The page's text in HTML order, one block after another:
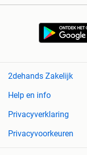
2dehands Zakelijk
Help en info
Privacyverklaring
Privacyvoorkeuren